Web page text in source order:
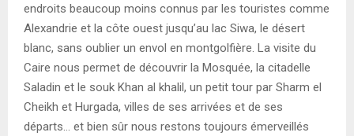
endroits beaucoup moins connus par les touristes comme
Alexandrie et la côte ouest jusqu’au lac Siwa, le désert
blanc, sans oublier un envol en montgolfière. La visite du
Caire nous permet de découvrir la Mosquée, la citadelle
Saladin et le souk Khan al khalil, un petit tour par Sharm el
Cheikh et Hurgada, villes de ses arrivées et de ses
départs… et bien sûr nous restons toujours émerveillés